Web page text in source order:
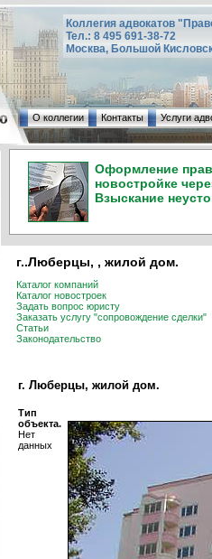
Коллегия адвокатов
Тел.: 8 495 691-38-72
Москва, Большой
О коллегии Контакты Услуги
Оформление
новостройке
Взыскание
г..Люберцы, , жилой дом.
Каталог компаний
Каталог новостроек
Задать вопрос юристу
Заказать услугу "сопровождение сделки"
Статьи
Законодательство
г. Люберцы, жилой дом.
Тип
объекта.
Нет
данных